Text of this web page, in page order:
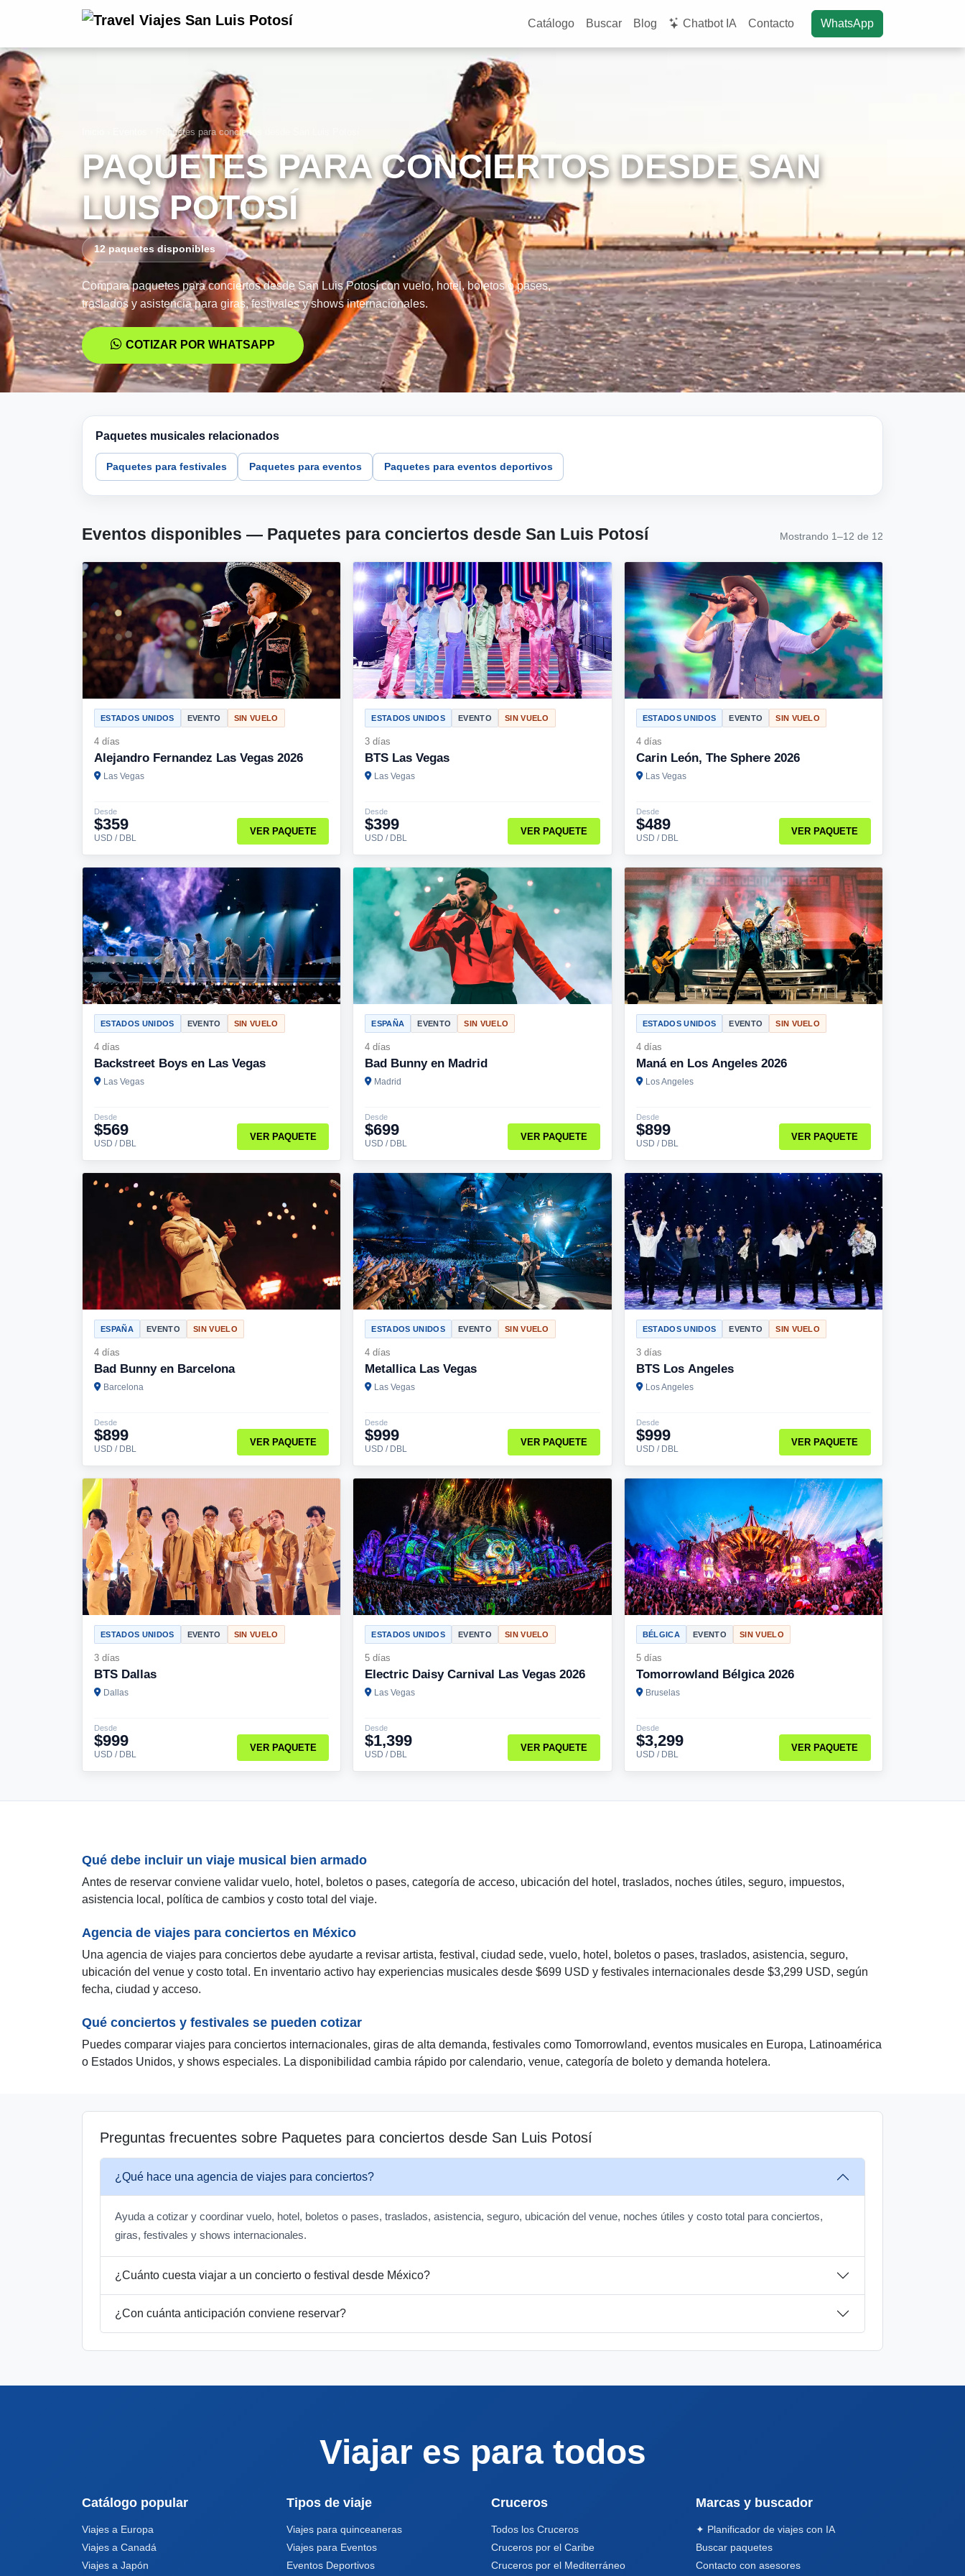
Catálogo Buscar Blog Chatbot IA Contacto WhatsApp
Paquetes para conciertos desde San Luis Potosí
PAQUETES PARA CONCIERTOS DESDE SAN
LUIS POTOSÍ
12 paquetes disponibles
Compara paquetes para conciertos desde San Luis Potosí con vuelo, hotel, boletos o pases,
traslados y asistencia para giras, festivales y shows internacionales.
COTIZAR POR WHATSAPP
Paquetes musicales relacionados
Paquetes para festivales Paquetes para eventos Paquetes para eventos deportivos
Eventos disponibles — Paquetes para conciertos desde San Luis Potosí Mostrando 1–12 de 12
ESTADOS UNIDOS EVENTO SIN VUELO
4 días
Alejandro Fernandez Las Vegas 2026
Las Vegas
Desde
$359
USD / DBL
VER PAQUETE
ESTADOS UNIDOS EVENTO SIN VUELO
3 días
BTS Las Vegas
Las Vegas
Desde
$399
USD / DBL
VER PAQUETE
ESTADOS UNIDOS EVENTO SIN VUELO
4 días
Carin León, The Sphere 2026
Las Vegas
Desde
$489
USD / DBL
VER PAQUETE
ESTADOS UNIDOS EVENTO SIN VUELO
4 días
Backstreet Boys en Las Vegas
Las Vegas
Desde
$569
USD / DBL
VER PAQUETE
ESPAÑA EVENTO SIN VUELO
4 días
Bad Bunny en Madrid
Madrid
Desde
$699
USD / DBL
VER PAQUETE
ESTADOS UNIDOS EVENTO SIN VUELO
4 días
Maná en Los Angeles 2026
Los Angeles
Desde
$899
USD / DBL
VER PAQUETE
ESPAÑA EVENTO SIN VUELO
4 días
Bad Bunny en Barcelona
Barcelona
Desde
$899
USD / DBL
VER PAQUETE
ESTADOS UNIDOS EVENTO SIN VUELO
4 días
Metallica Las Vegas
Las Vegas
Desde
$999
USD / DBL
VER PAQUETE
ESTADOS UNIDOS EVENTO SIN VUELO
3 días
BTS Los Angeles
Los Angeles
Desde
$999
USD / DBL
VER PAQUETE
ESTADOS UNIDOS EVENTO SIN VUELO
3 días
BTS Dallas
Dallas
Desde
$999
USD / DBL
VER PAQUETE
ESTADOS UNIDOS EVENTO SIN VUELO
5 días
Electric Daisy Carnival Las Vegas 2026
Las Vegas
Desde
$1,399
USD / DBL
VER PAQUETE
BÉLGICA EVENTO SIN VUELO
5 días
Tomorrowland Bélgica 2026
Bruselas
Desde
$3,299
USD / DBL
VER PAQUETE
Qué debe incluir un viaje musical bien armado
Antes de reservar conviene validar vuelo, hotel, boletos o pases, categoría de acceso, ubicación del hotel, traslados, noches útiles, seguro, impuestos,
asistencia local, política de cambios y costo total del viaje.
Agencia de viajes para conciertos en México
Una agencia de viajes para conciertos debe ayudarte a revisar artista, festival, ciudad sede, vuelo, hotel, boletos o pases, traslados, asistencia, seguro,
ubicación del venue y costo total. En inventario activo hay experiencias musicales desde $699 USD y festivales internacionales desde $3,299 USD, según
fecha, ciudad y acceso.
Qué conciertos y festivales se pueden cotizar
Puedes comparar viajes para conciertos internacionales, giras de alta demanda, festivales como Tomorrowland, eventos musicales en Europa, Latinoamérica
o Estados Unidos, y shows especiales. La disponibilidad cambia rápido por calendario, venue, categoría de boleto y demanda hotelera.
Preguntas frecuentes sobre Paquetes para conciertos desde San Luis Potosí
¿Qué hace una agencia de viajes para conciertos?
Ayuda a cotizar y coordinar vuelo, hotel, boletos o pases, traslados, asistencia, seguro, ubicación del venue, noches útiles y costo total para conciertos,
giras, festivales y shows internacionales.
¿Cuánto cuesta viajar a un concierto o festival desde México?
¿Con cuánta anticipación conviene reservar?
Viajar es para todos
Catálogo popular
Viajes a Europa
Viajes a Canadá
Viajes a Japón
Tipos de viaje
Viajes para quinceaneras
Viajes para Eventos
Eventos Deportivos
Cruceros
Todos los Cruceros
Cruceros por el Caribe
Cruceros por el Mediterráneo
Marcas y buscador
✦ Planificador de viajes con IA
Buscar paquetes
Contacto con asesores